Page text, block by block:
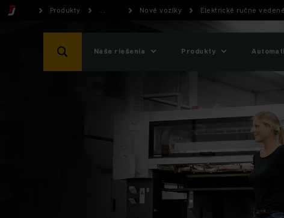
Produkty ... Nové vozíky Elektrické ručne
Naše riešenia Produkty